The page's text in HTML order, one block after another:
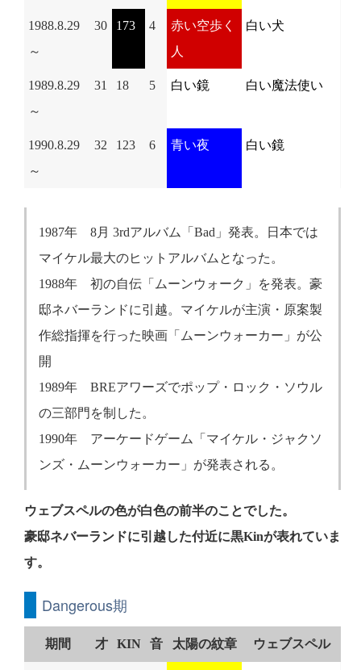
1988.8.29
～
30 173 4
赤い空歩く
人
白い犬
1989.8.29
～
31 18 5 白い鏡 白い魔法使い
1990.8.29
～
32 123 6 青い夜 白い鏡
1987年 8月 3rdアルバム「Bad」発表。日本では
マイケル最大のヒットアルバムとなった。
1988年 初の自伝「ムーンウォーク」を発表。豪
邸ネバーランドに引越。マイケルが主演・原案製
作総指揮を行った映画「ムーンウォーカー」が公
開
1989年 BREアワーズでポップ・ロック・ソウル
の三部門を制した。
1990年 アーケードゲーム「マイケル・ジャクソ
ンズ・ムーンウォーカー」が発表される。
ウェブスペルの色が白色の前半のことでした。
豪邸ネバーランドに引越した付近に黒Kinが表れていま
す。
Dangerous期
期間 才 KIN 音 太陽の紋章 ウェブスペル